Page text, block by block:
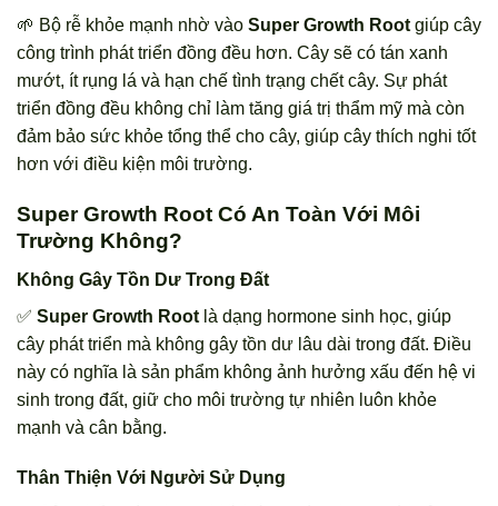
🌱 Bộ rễ khỏe mạnh nhờ vào Super Growth Root giúp cây
công trình phát triển đồng đều hơn. Cây sẽ có tán xanh
mướt, ít rụng lá và hạn chế tình trạng chết cây. Sự phát
triển đồng đều không chỉ làm tăng giá trị thẩm mỹ mà còn
đảm bảo sức khỏe tổng thể cho cây, giúp cây thích nghi tốt
hơn với điều kiện môi trường.
Super Growth Root Có An Toàn Với Môi
Trường Không?
Không Gây Tồn Dư Trong Đất
✅ Super Growth Root là dạng hormone sinh học, giúp
cây phát triển mà không gây tồn dư lâu dài trong đất. Điều
này có nghĩa là sản phẩm không ảnh hưởng xấu đến hệ vi
sinh trong đất, giữ cho môi trường tự nhiên luôn khỏe
mạnh và cân bằng.
Thân Thiện Với Người Sử Dụng